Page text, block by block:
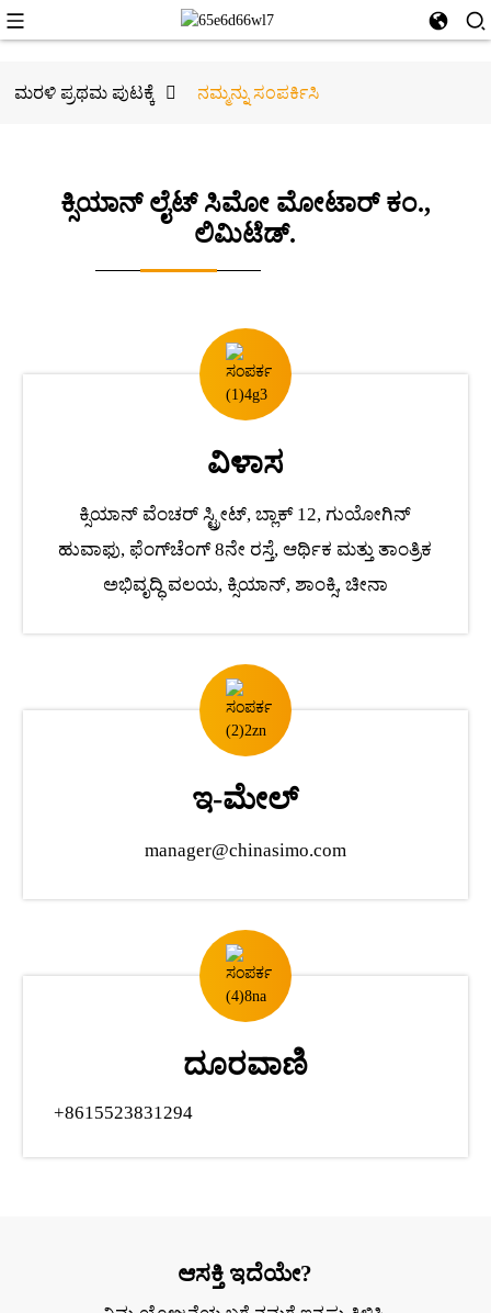
ಮರಳಿ ಪ್ರಥಮ ಪುಟಕ್ಕೆ ನಮ್ಮನ್ನು ಸಂಪರ್ಕಿಸಿ
ಕ್ಸಿಯಾನ್ ಲೈಟ್ ಸಿಮೋ ಮೋಟಾರ್ ಕಂ.,
ಲಿಮಿಟೆಡ್.
ವಿಳಾಸ
ಕ್ಸಿಯಾನ್ ವೆಂಚರ್ ಸ್ಟ್ರೀಟ್, ಬ್ಲಾಕ್ 12, ಗುಯೋಗಿನ್
ಹುವಾಫು, ಫೆಂಗ್‌ಚೆಂಗ್ 8ನೇ ರಸ್ತೆ, ಆರ್ಥಿಕ ಮತ್ತು ತಾಂತ್ರಿಕ
ಅಭಿವೃದ್ಧಿ ವಲಯ, ಕ್ಸಿಯಾನ್, ಶಾಂಕ್ಸಿ, ಚೀನಾ
ಇ-ಮೇಲ್
manager@chinasimo.com
ದೂರವಾಣಿ
+8615523831294
ಆಸಕ್ತಿ ಇದೆಯೇ?